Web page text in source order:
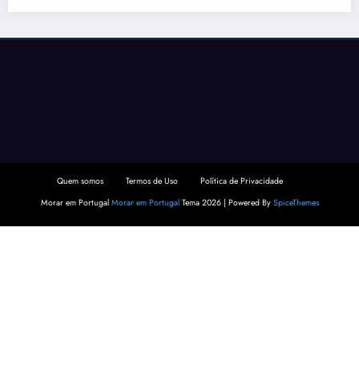
Quem somos Termos de Uso
Política de Privacidade
Morar em Portugal Morar em PortugalTema 2026 | Powered By SpiceThemes